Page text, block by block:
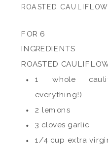
ROASTED
FOR 6
INGREDIENTS
ROASTED
1 whole
everything!)
2 lemons
3 cloves garlic
1/4 cup extra